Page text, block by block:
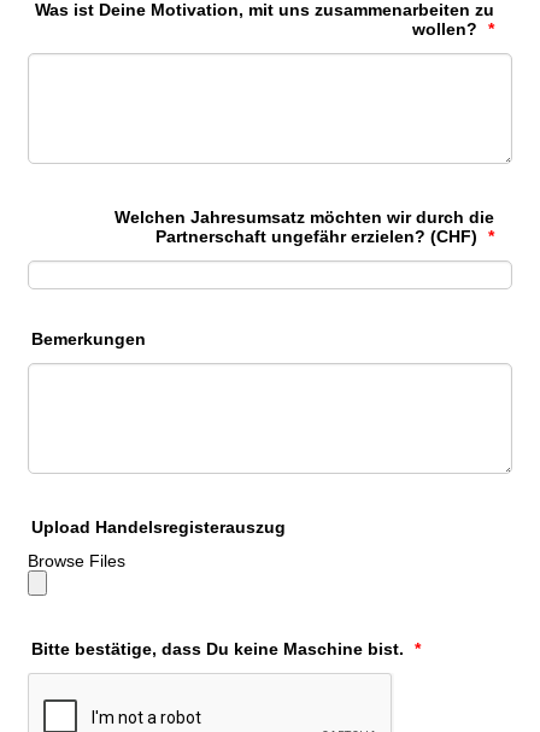
Was ist Deine Motivation, mit uns zusammenarbeiten zu
wollen?
*
Welchen Jahresumsatz möchten wir durch die
Partnerschaft ungefähr erzielen? (CHF)
*
Bemerkungen
Upload Handelsregisterauszug
Browse Files
Bitte bestätige, dass Du keine Maschine bist. *